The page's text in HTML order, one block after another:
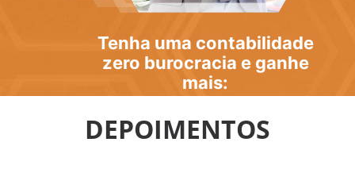
Tenha uma contabilidade
zero burocracia e ganhe
mais:
DEPOIMENTOS